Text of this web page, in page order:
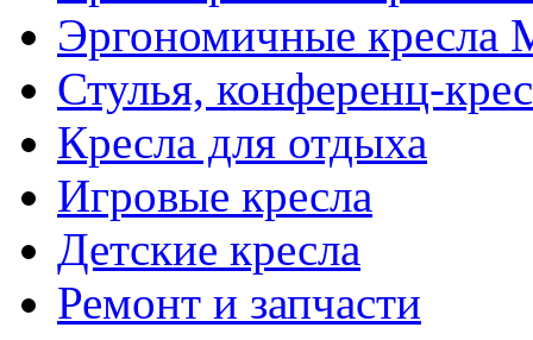
Эргономичные
Стулья, конференц-
Кресла для отдыха
Игровые кресла
Детские кресла
Ремонт и запчасти